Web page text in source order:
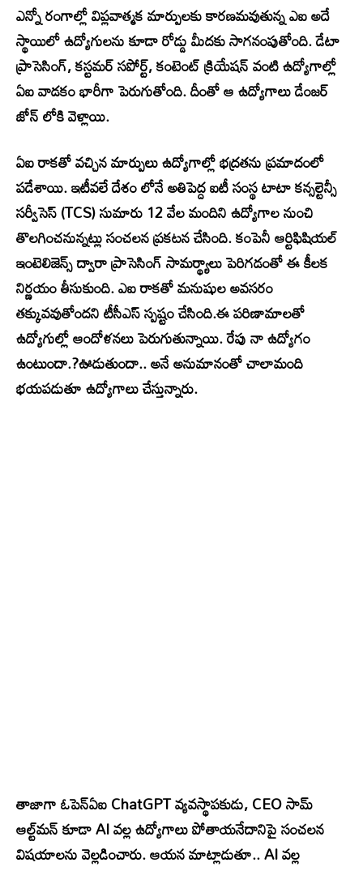
ఎన్నో రంగాల్లో విప్లవాత్మక మార్పులకు కారణమవుతున్న ఎఐ అదే
స్థాయిలో ఉద్యోగులను కూడా రోడ్డు మీదకు సాగనంపుతోంది. డేటా
ప్రాసెసింగ్, కస్టమర్ సపోర్ట్, కంటెంట్ క్రియేషన్ వంటి ఉద్యోగాల్లో
ఏఐ వాడకం భారీగా పెరుగుతోంది. దీంతో ఆ ఉద్యోగాలు డేంజర్
జోన్ లోకి వెళ్లాయి.
ఏఐ రాకతో వచ్చిన మార్పులు ఉద్యోగాల్లో భద్రతను ప్రమాదంలో
పడేశాయి. ఇటీవలే దేశం లోనే అతిపెద్ద ఐటీ సంస్థ టాటా కన్సల్టెన్సీ
సర్వీసెస్ (TCS) సుమారు 12 వేల మందిని ఉద్యోగాల నుంచి
తొలగించనున్నట్లు సంచలన ప్రకటన చేసింది. కంపెనీ ఆర్టిఫిషియల్
ఇంటెలిజెన్స్ ద్వారా ప్రాసెసింగ్ సామర్థ్యాలు పెరిగడంతో ఈ కీలక
నిర్ణయం తీసుకుంది. ఎఐ రాకతో మనుషుల అవసరం
తక్కువవుతోందని టీసీఎస్ స్పష్టం చేసింది.ఈ పరిణామాలతో
ఉద్యోగుల్లో ఆందోళనలు పెరుగుతున్నాయి. రేపు నా ఉద్యోగం
ఉంటుందా.?ఊడుతుందా.. అనే అనుమానంతో చాలామంది
భయపడుతూ ఉద్యోగాలు చేస్తున్నారు.
తాజాగా ఓపెన్‌ఏఐ ChatGPT వ్యవస్థాపకుడు, CEO సామ్
ఆల్ట్‌మన్ కూడా AI వల్ల ఉద్యోగాలు పోతాయనేదానిపై సంచలన
విషయాలను వెల్లడించారు. ఆయన మాట్లాడుతూ.. AI వల్ల